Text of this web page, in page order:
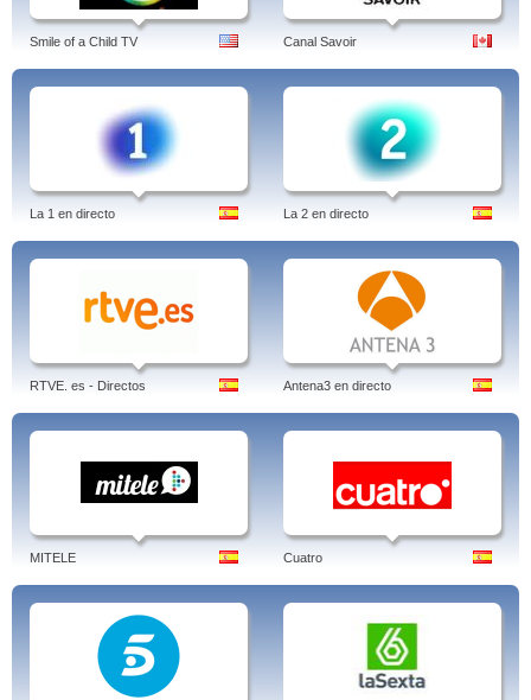
Smile of a Child TV Canal Savoir
La 1 en directo La 2 en directo
RTVE. es - Directos Antena3 en directo
MITELE Cuatro